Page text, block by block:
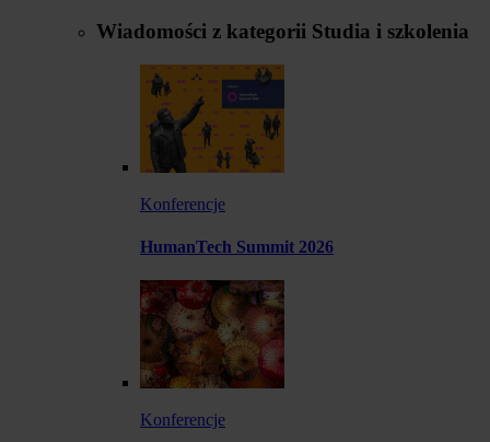
Wiadomości z kategorii Studia i szkolenia
Konferencje
HumanTech Summit 2026
Konferencje